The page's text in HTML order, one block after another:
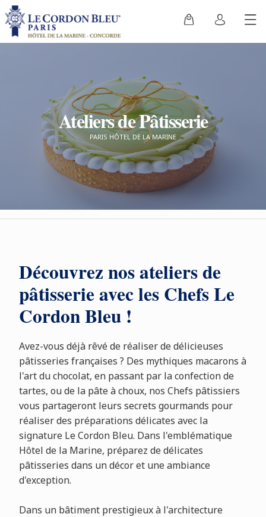
Ateliers de Pâtisserie
PARIS HÔTEL DE LA MARINE
Découvrez nos ateliers de
pâtisserie avec les Chefs Le
Cordon Bleu !
Avez-vous déjà rêvé de réaliser de délicieuses
pâtisseries françaises ? Des mythiques macarons à
l'art du chocolat, en passant par la confection de
tartes, ou de la pâte à choux, nos Chefs pâtissiers
vous partageront leurs secrets gourmands pour
réaliser des préparations délicates avec la
signature Le Cordon Bleu. Dans l'emblématique
Hôtel de la Marine, préparez de délicates
pâtisseries dans un décor et une ambiance
d'exception.
Dans un bâtiment prestigieux à l'architecture